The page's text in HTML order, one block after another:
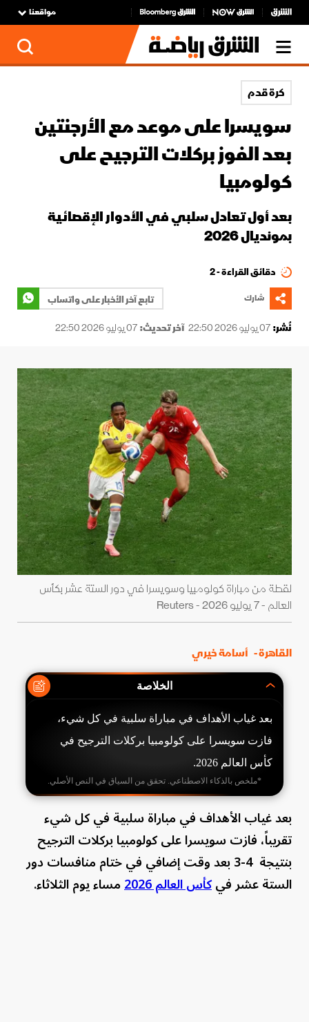
مواقعنا
كرة قدم
سويسرا على موعد مع الأرجنتين
بعد الفوز بركلات الترجيح على
كولومبيا
بعد أول تعادل سلبي في الأدوار الإقصائية
بمونديال 2026
دقائق القراءة - 2
شارك
تابع آخر الأخبار على واتساب
نُشر:07 يوليو 2026 22:50 آخر تحديث:07 يوليو 2026 22:50
لقطة من مباراة كولومبيا وسويسرا في دور الستة عشر بكأس
العالم - 7 يوليو 2026 - Reuters
القاهرة - أسامة خيري
الخلاصة
بعد غياب الأهداف في مباراة سلبية في كل شيء،
فازت سويسرا على كولومبيا بركلات الترجيح في
كأس العالم 2026.
*ملخص بالذكاء الاصطناعي. تحقق من السياق في النص الأصلي.
بعد غياب الأهداف في مباراة سلبية في كل شيء
تقريباً، فازت سويسرا على كولومبيا بركلات الترجيح
بنتيجة 4-3 بعد وقت إضافي في ختام منافسات دور
الستة عشر فيكأس العالم 2026 مساء يوم الثلاثاء.